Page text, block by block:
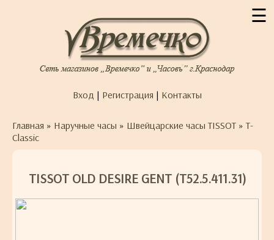
☰
Вход | Регистрация | Контакты
Главная » Наручные часы » Швейцарские часы TISSOT »T-
Classic
TISSOT OLD DESIRE GENT (T52.5.411.31)